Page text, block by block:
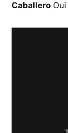
Caballero Oui